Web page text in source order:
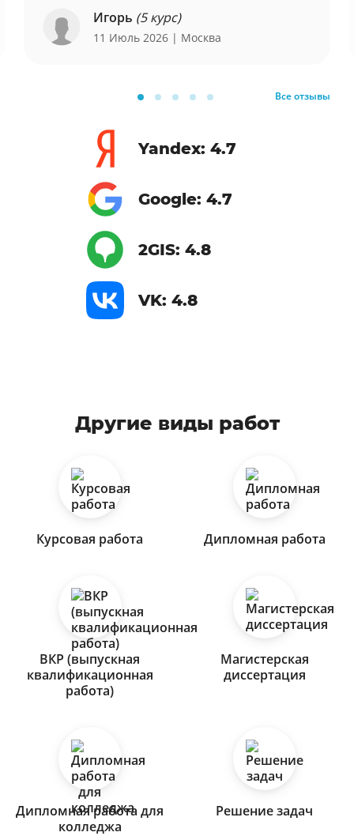
Игорь (5 курс)
11 Июль 2026 | Москва
Все отзывы
Yandex: 4.7
Google: 4.7
2GIS: 4.8
VK: 4.8
Другие виды работ
Курсовая работа Дипломная работа
ВКР (выпускная
квалификационная
работа)
Магистерская
диссертация
Дипломная работа для
колледжа
Решение задач